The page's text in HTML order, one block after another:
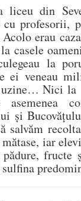
liceu din
cu profesorii,
erau
casele
la
ei veneau
Nici la
și
salvăm
iar
fructe